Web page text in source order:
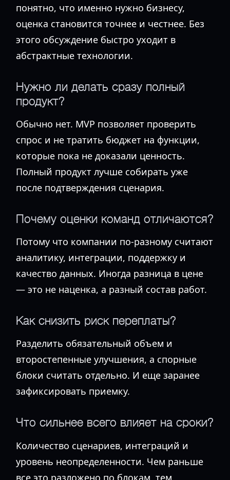
понятно, что именно нужно бизнесу,
оценка становится точнее и честнее. Без
этого обсуждение быстро уходит в
абстрактные технологии.
Нужно ли делать сразу полный
продукт?
Обычно нет. MVP позволяет проверить
спрос и не тратить бюджет на функции,
которые пока не доказали ценность.
Полный продукт лучше собирать уже
после подтверждения сценария.
Почему оценки команд отличаются?
Потому что компании по-разному считают
аналитику, интеграции, поддержку и
качество данных. Иногда разница в цене
— это не наценка, а разный состав работ.
Как снизить риск переплаты?
Разделить обязательный объем и
второстепенные улучшения, а спорные
блоки считать отдельно. И еще заранее
зафиксировать приемку.
Что сильнее всего влияет на сроки?
Количество сценариев, интеграций и
уровень неопределенности. Чем раньше
все это разложено по блокам, тем